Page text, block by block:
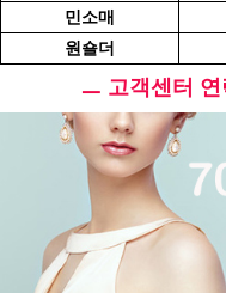
민소매
원숄더
ㅡ 고객센터